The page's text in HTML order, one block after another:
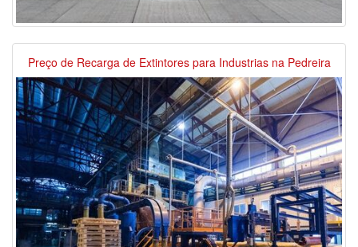
Preço de Recarga de Extintores para Industrias na Pedreira